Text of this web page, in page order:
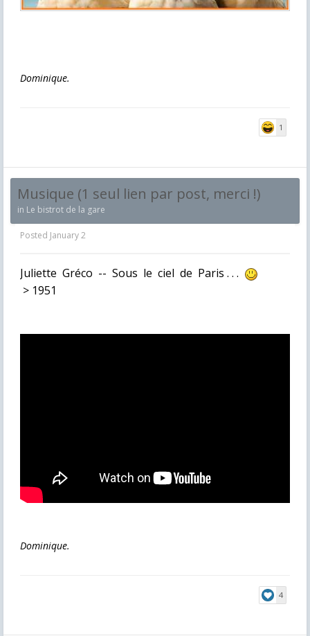
Dominique.
1
Musique (1 seul lien par post, merci !)
in Le bistrot de la gare
Posted January 2
Juliette Gréco -- Sous le ciel de Paris . . .
> 1951
Dominique.
4